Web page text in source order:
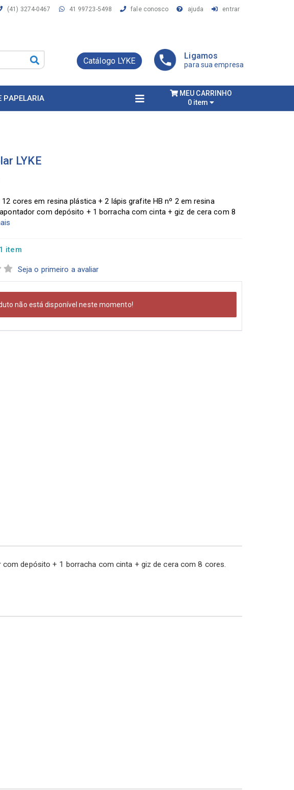
(41) 3274-0467 41 99723-5498 fale conosco ajuda entrar
Ligamos
para sua empresa
Catálogo LYKE
PAPELARIA
MEU CARRINHO
0 item
LYKE
cores em resina plástica + 2 lápis grafite HB nº 2 em resina
com depósito + 1 borracha com cinta + giz de cera com 8
1 item
Seja o primeiro a avaliar
não está disponível neste momento!
depósito + 1 borracha com cinta + giz de cera com 8 cores.